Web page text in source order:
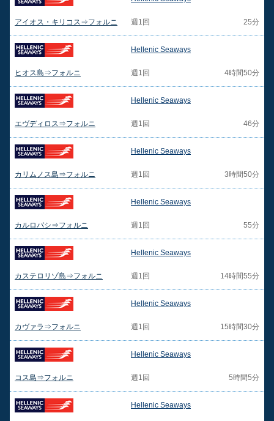
アイオス・キリコス⇒フォルニ 週1回 25分
Hellenic Seaways
ヒオス島⇒フォルニ 週1回 4時間50分
Hellenic Seaways
エヴディロス⇒フォルニ 週1回 46分
Hellenic Seaways
カリムノス島⇒フォルニ 週1回 3時間50分
Hellenic Seaways
カルロバシ⇒フォルニ 週1回 55分
Hellenic Seaways
カステロリゾ島⇒フォルニ 週1回 14時間55分
Hellenic Seaways
カヴァラ⇒フォルニ 週1回 15時間30分
Hellenic Seaways
コス島⇒フォルニ 週1回 5時間5分
Hellenic Seaways